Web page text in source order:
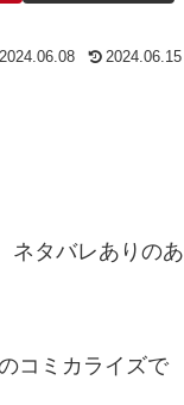
2024.06.08 2024.06.15
ネタバレありのあ
コミカライズで